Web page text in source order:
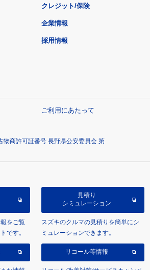
クレジット/保険
企業情報
採用情報
ご利用にあたって
物商許可証番号 長野県公安委員会 第
をご覧
です。
見積り
シミュレーション
スズキのクルマの見積りを簡単にシ
ミュレーションできます。
リコール等情報